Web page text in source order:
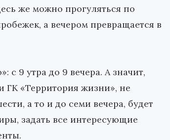
же можно прогуляться по
а вечером превращается в
9 утра до 9 вечера. А значит,
«Территория жизни», не
а то и до семи вечера, будет
задать все интересующие